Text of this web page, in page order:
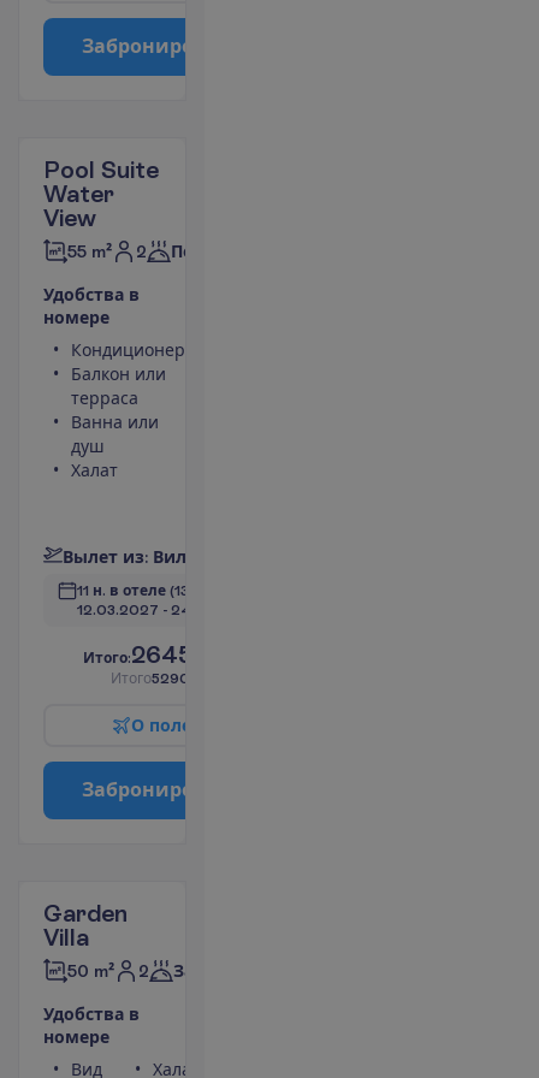
Заброниро
Pool Suite
Water
View
55 m² 2 Полупансион
Удобства в
номере
Кондиционер
Балкон или
терраса
Ванна или
душ
Халат
Вылет из: Вил
11 н. в отеле (13 н. всего)
12.03.2027 - 24.03.2027
Итого:2645.00
Итого5290.00
О поле
Заброниро
Garden
Villa
50 m² 2 Завтраки
Удобства в
номере
Вид
Халат